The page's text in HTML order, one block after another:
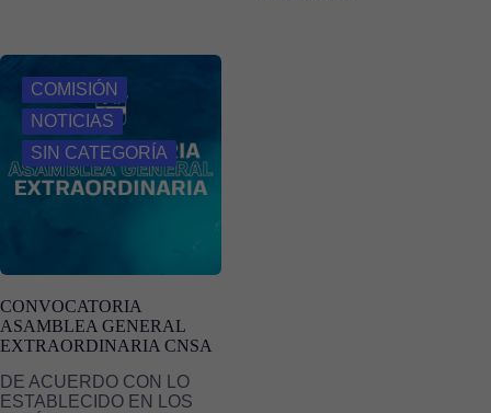
COMISIÓN
NOTICIAS
SIN CATEGORÍA
CONVOCATORIA
ASAMBLEA GENERAL
EXTRAORDINARIA CNSA
DE ACUERDO CON LO
ESTABLECIDO EN LOS